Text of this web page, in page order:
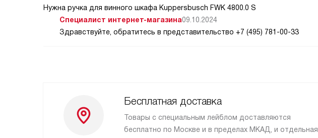
Нужна ручка для винного шкафа Kuppersbusch FWK 4800.0 S
Специалист интернет-магазина09.10.2024
Здравствуйте, обратитесь в представительство +7 (495) 781-00-33
Бесплатная доставка
Товары с специальным лейблом доставляются
бесплатно по Москве и в пределах МКАД, и отдельная